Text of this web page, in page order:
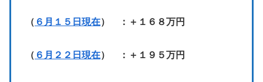
（ ６月１５日現在） ：＋１６８万円
（ ６月２２日現在） ：＋１９５万円